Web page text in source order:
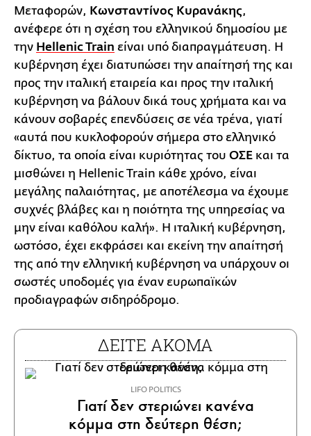
Μεταφορών, Κωνσταντίνος Κυρανάκης,
ανέφερε ότι η σχέση του ελληνικού δημοσίου με
την Hellenic Train είναι υπό διαπραγμάτευση. Η
κυβέρνηση έχει διατυπώσει την απαίτησή της και
προς την ιταλική εταιρεία και προς την ιταλική
κυβέρνηση να βάλουν δικά τους χρήματα και να
κάνουν σοβαρές επενδύσεις σε νέα τρένα, γιατί
«αυτά που κυκλοφορούν σήμερα στο ελληνικό
δίκτυο, τα οποία είναι κυριότητας του ΟΣΕ και τα
μισθώνει η Hellenic Train κάθε χρόνο, είναι
μεγάλης παλαιότητας, με αποτέλεσμα να έχουμε
συχνές βλάβες και η ποιότητα της υπηρεσίας να
μην είναι καθόλου καλή». Η ιταλική κυβέρνηση,
ωστόσο, έχει εκφράσει και εκείνη την απαίτησή
της από την ελληνική κυβέρνηση να υπάρχουν οι
σωστές υποδομές για έναν ευρωπαϊκών
προδιαγραφών σιδηρόδρομο.
ΔΕΙΤΕ ΑΚΟΜΑ
LIFO POLITICS
Γιατί δεν στεριώνει κανένα
κόμμα στη δεύτερη θέση;